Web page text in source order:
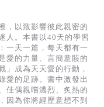
，以致影響彼此親密的
人。本書以40天的學習
一天一篇，每天都有一
愛的力量、言簡意賅的
」成為天天愛的行動，
愛的足跡。書中激發出
佳偶親嚐濃烈、炙熱的
因為你將經歷意想不到